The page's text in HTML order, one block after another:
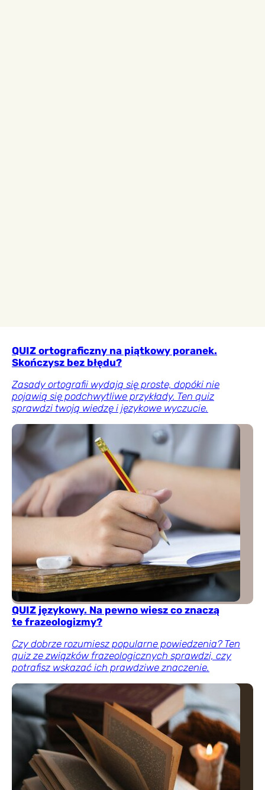
QUIZ ortograficzny na piątkowy poranek.
Skończysz bez błędu?
Zasady ortografii wydają się proste, dopóki nie
pojawią się podchwytliwe przykłady. Ten quiz
sprawdzi twoją wiedzę i językowe wyczucie.
QUIZ językowy. Na pewno wiesz co znaczą
te frazeologizmy?
Czy dobrze rozumiesz popularne powiedzenia? Ten
quiz ze związków frazeologicznych sprawdzi, czy
potrafisz wskazać ich prawdziwe znaczenie.